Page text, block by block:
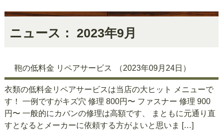
ニュース： 2023年9月
鞄の低料金 リペアサービス （2023年09月24日）
衣類の低料金リペアサービスは当店の大ヒット メニューで
す！ 一例ですがキズ穴 修理 800円〜 ファスナー 修理 900
円〜 一般的にカバンの修理は高額です、 まともに元通り直
すとなるとメーカーに依頼する方がよいと思いま […]